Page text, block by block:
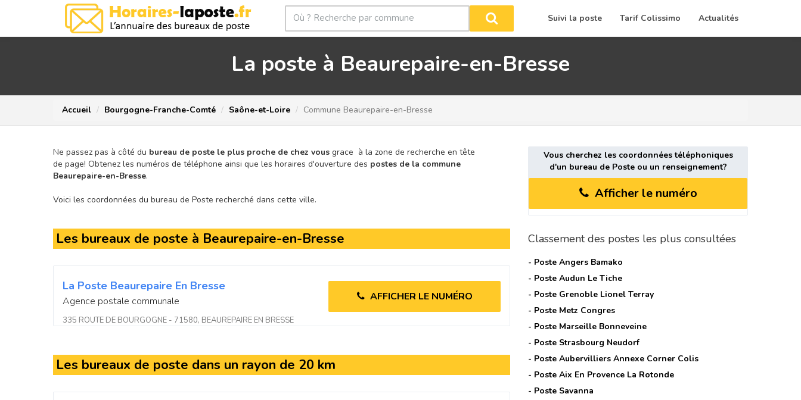
Suivi la poste Tarif Colissimo Actualités
La poste à Beaurepaire-en-Bresse
Accueil Bourgogne-Franche-Comté Saône-et-Loire Commune Beaurepaire-en-Bresse
Ne passez pas à côté du bureau de poste le plus proche de chez vous grace à la zone de recherche en tête
de page! Obtenez les numéros de téléphone ainsi que les horaires d'ouverture des postes de la commune
Beaurepaire-en-Bresse.
Voici les coordonnées du bureau de Poste recherché dans cette ville.
Les bureaux de poste à Beaurepaire-en-Bresse
La Poste Beaurepaire En Bresse
Agence postale communale
335 ROUTE DE BOURGOGNE - 71580, BEAUREPAIRE EN BRESSE
AFFICHER LE NUMÉRO
Les bureaux de poste dans un rayon de 20 km
Vous cherchez les coordonnées téléphoniques
d'un bureau de Poste ou un renseignement?
Afficher le numéro
Classement des postes les plus consultées
- PosteAngers Bamako
- PosteAudun Le Tiche
- Poste Grenoble Lionel Terray
- Poste Metz Congres
- Poste Marseille Bonneveine
- Poste Strasbourg Neudorf
- PosteAubervilliers Annexe Corner Colis
- PosteAix En Provence La Rotonde
- Poste Savanna